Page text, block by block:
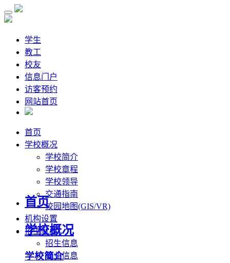
学生
教工
校友
信息门户
访客预约
网站首页
首页
学校概况
学校简介
学校章程
学校领导
交通指南
校园地图(GIS/VR)
机构设置
招生就业
招生信息
就业信息
首页
学校概况
学校简介